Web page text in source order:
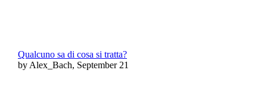
Qualcuno sa di cosa si tratta?
by Alex_Bach, September 21